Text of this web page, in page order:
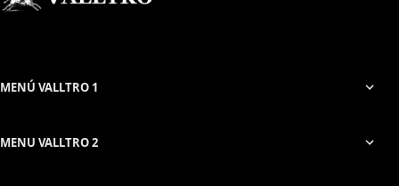
MENÚ VALLTRO 1
MENU VALLTRO 2